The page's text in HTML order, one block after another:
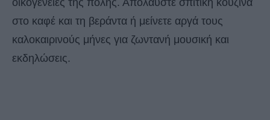
οικογένειες της πόλης. Απολαύστε σπιτική κουζίνα
στο καφέ και τη βεράντα ή μείνετε αργά τους
καλοκαιρινούς μήνες για ζωντανή μουσική και
εκδηλώσεις.